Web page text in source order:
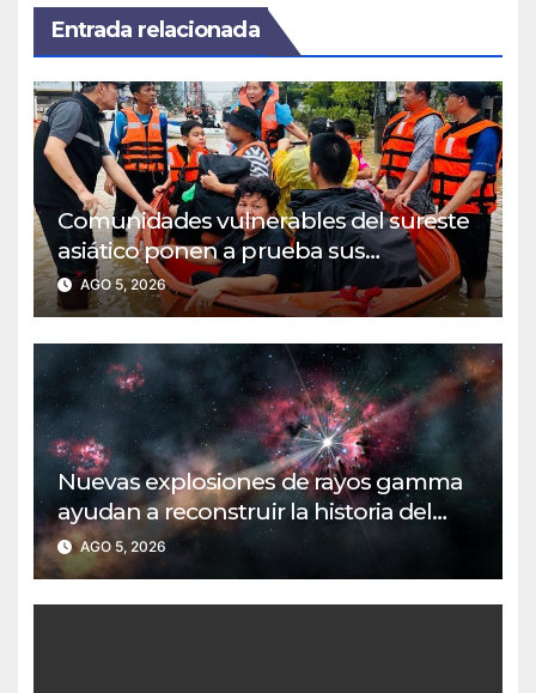
Entrada relacionada
Comunidades vulnerables del sureste
asiático ponen a prueba sus
protocolos de evacuación por
inundaciones
AGO 5, 2026
Nuevas explosiones de rayos gamma
ayudan a reconstruir la historia del
universo temprano
AGO 5, 2026